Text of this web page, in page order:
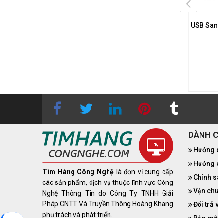
USB
Tìm Hàng Công Nghệ là đơn vị cung cấp
các sản phẩm, dịch vụ thuộc lĩnh vực Công
Nghệ Thông Tin do Công Ty TNHH Giải
Pháp CNTT Và Truyền Thông Hoàng Khang
phụ trách và phát triển.
DÀNH
Hướng
Hướng
Chính
Vận
Đổi trả